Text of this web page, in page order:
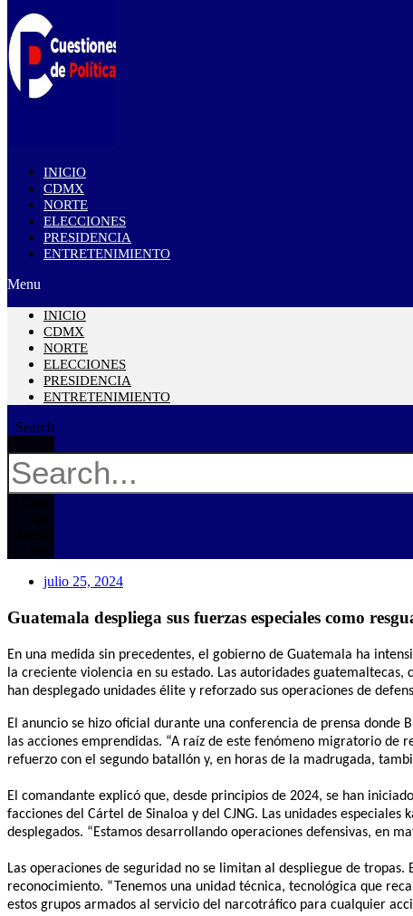
INICIO
CDMX
NORTE
ELECCIONES
PRESIDENCIA
ENTRETENIMIENTO
Menu
INICIO
CDMX
NORTE
ELECCIONES
PRESIDENCIA
ENTRETENIMIENTO
Search
julio 25, 2024
Guatemala despliega sus fuerzas especiales como
En una medida sin precedentes, el gobierno de Guatemala ha
la creciente violencia en su estado. Las autoridades
han desplegado unidades élite y reforzado sus operaciones de
El anuncio se hizo oficial durante una conferencia de prensa
las acciones emprendidas. “A raíz de este fenómeno migratorio
refuerzo con el segundo batallón y, en horas de la madrugada,
El comandante explicó que, desde principios de 2024, se han
facciones del Cártel de Sinaloa y del CJNG. Las unidades
desplegados. “Estamos desarrollando operaciones defensivas, en
Las operaciones de seguridad no se limitan al despliegue de
reconocimiento. “Tenemos una unidad técnica, tecnológica que
estos grupos armados al servicio del narcotráfico para cualquier